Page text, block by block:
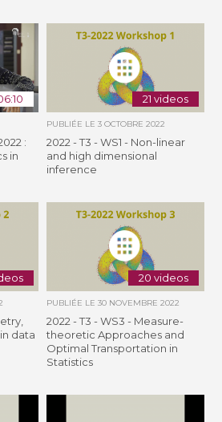
:
in
21 videos
PUBLIÉE LE 3 OCTOBRE 2022
2022 - T3 - WS1 - Non-linear
and high dimensional
inference
data
20 videos
PUBLIÉE LE 30 NOVEMBRE 2022
2022 - T3 - WS3 - Measure-
theoretic Approaches and
Optimal Transportation in
Statistics